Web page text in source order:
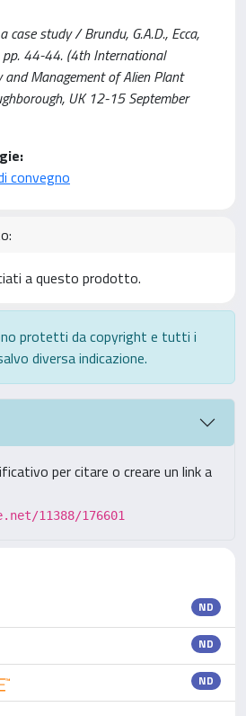
case study / Brundu, G.A.D., Ecca,
pp. 44-44. (4th International
and Management of Alien Plant
UK 12-15 September
convegno
a questo prodotto.
protetti da copyright e tutti i
diversa indicazione.
per citare o creare un link a
11388/176601
ND
ND
ND